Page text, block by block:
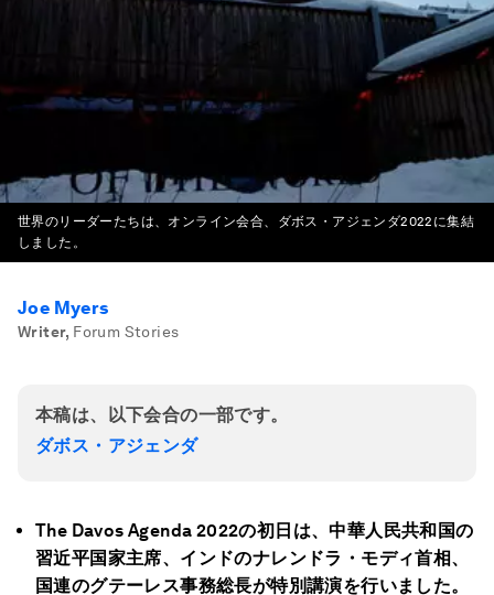
世界のリーダーたちは、オンライン会合、ダボス・アジェンダ2022に集結
しました。
Joe Myers
Writer, Forum Stories
本稿は、以下会合の一部です。
ダボス・アジェンダ
The Davos Agenda 2022の初日は、中華人民共和国の
習近平国家主席、インドのナレンドラ・モディ首相、
国連のグテーレス事務総長が特別講演を行いました。